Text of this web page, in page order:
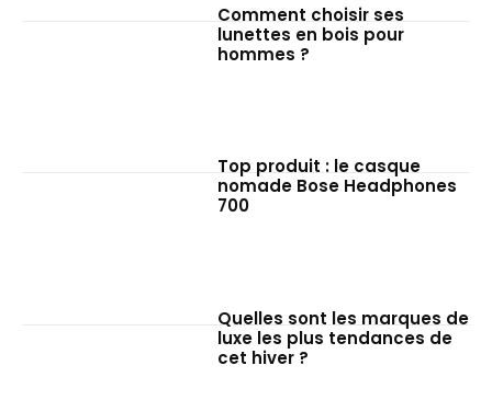
Comment choisir ses
lunettes en bois pour
hommes ?
Top produit : le casque
nomade Bose Headphones
700
Quelles sont les marques de
luxe les plus tendances de
cet hiver ?